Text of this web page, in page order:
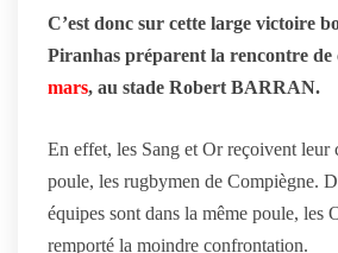
C’est donc sur cette large victoire
Piranhas préparent la rencontre de
mars, au stade Robert BARRAN.
En effet, les Sang et Or reçoivent leur
poule, les rugbymen de Compiègne.
équipes sont dans la même poule, les
remporté la moindre confrontation.